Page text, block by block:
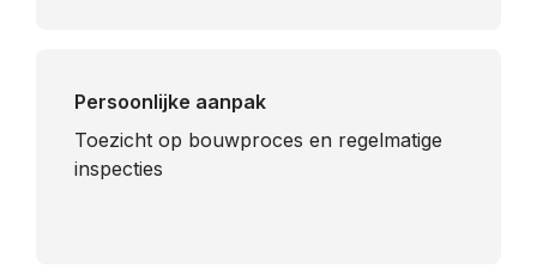
Persoonlijke aanpak
Toezicht op bouwproces en regelmatige
inspecties